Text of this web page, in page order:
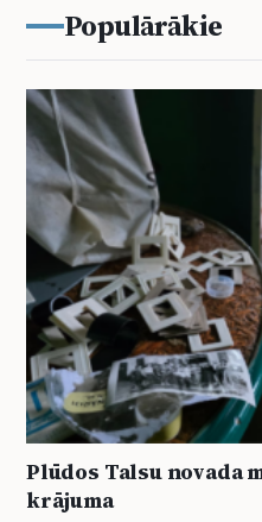
Populārākie
Plūdos Talsu novada
krājuma